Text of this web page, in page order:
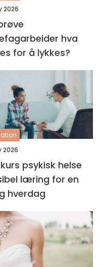
2026
hva
for å lykkes?
2026
psykisk helse
læring for en
hverdag